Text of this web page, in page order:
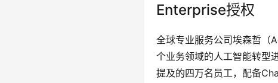
Enterprise授权
全球专业服务公司埃森哲（
个业务领域的人工智能转型
提及的四万名员工，配备